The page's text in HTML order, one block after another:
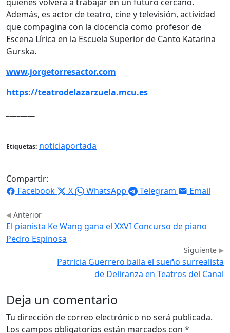
Además, es actor de teatro, cine y televisión, actividad
que compagina con la docencia como profesor de
Escena Lírica en la Escuela Superior de Canto Katarina
Gurska.
www.jorgetorresactor.com
https://teatrodelazarzuela.mcu.es
Etiquetas: noticiaportada
Compartir:
Facebook
X WhatsApp Telegram Email
Anterior
El pianista Ke Wang gana el XXVI Concurso de piano
Pedro Espinosa
Siguiente
Patricia Guerrero baila el sueño surrealista
de Deliranza en Teatros del Canal
Deja un comentario
Tu dirección de correo electrónico no será publicada.
Los campos obligatorios están marcados con *